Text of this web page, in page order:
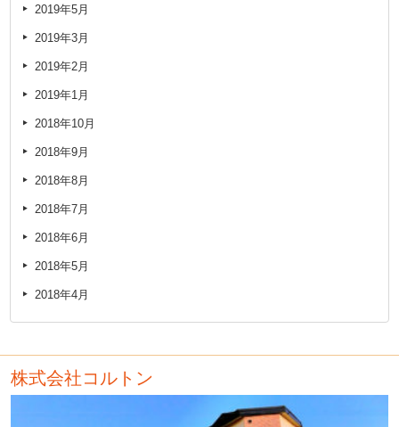
2019年5月
2019年3月
2019年2月
2019年1月
2018年10月
2018年9月
2018年8月
2018年7月
2018年6月
2018年5月
2018年4月
株式会社コルトン